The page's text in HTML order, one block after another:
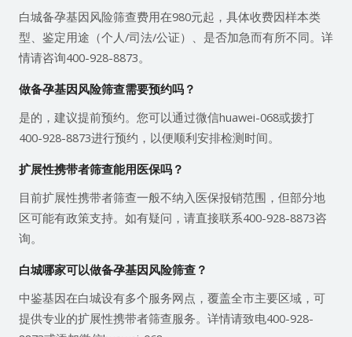
白城备孕基因风险筛查费用在980元起，具体收费因样本类
型、鉴定用途（个人/司法/公证）、是否加急而有所不同。详
情请咨询400-928-8873。
做备孕基因风险筛查需要预约吗？
是的，建议提前预约。您可以通过微信huawei-068或拨打
400-928-8873进行预约，以便顺利安排检测时间。
扩展性携带者筛查能用医保吗？
目前扩展性携带者筛查一般不纳入医保报销范围，但部分地
区可能有政策支持。如有疑问，请直接联系400-928-8873咨
询。
白城哪家可以做备孕基因风险筛查？
中鉴基因在白城设有多个服务网点，覆盖全市主要区域，可
提供专业的扩展性携带者筛查服务。详情请致电400-928-